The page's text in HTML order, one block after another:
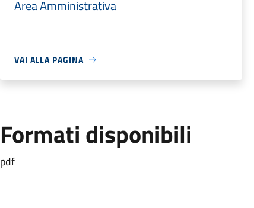
Area Amministrativa
VAI ALLA PAGINA
Formati disponibili
pdf